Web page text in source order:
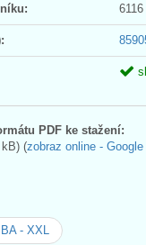
PDF ke stažení:
(zobraz online -
- XXL